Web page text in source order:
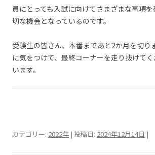
員にとっても入試に向けてさまざまな事項
切な機会となっているのです。
受験生の皆さん、本番まであと2か月を切り
に気をつけて、最終コーナーを走り抜けて
います。
カテゴリー: 2022年 | 投稿日: 2024年12月14日 |